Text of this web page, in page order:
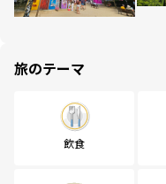
旅のテーマ
飲食